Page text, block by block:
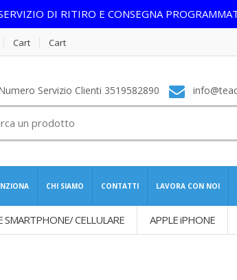
DI RITIRO E CONSEGNA
Cart Cart
Servizio Clienti 3519582890
CHI SIAMO CONTATTI LAVORA CON NOI
SMARTPHONE/ CELLULARE APPLE iPHONE